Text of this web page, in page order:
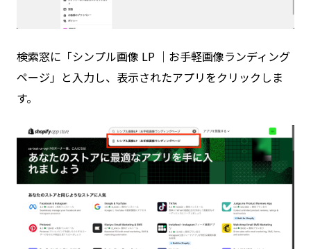
検索窓に「シンプル画像 LP ｜お手軽画像ランディング
ページ」と入力し、表示されたアプリをクリックしま
す。